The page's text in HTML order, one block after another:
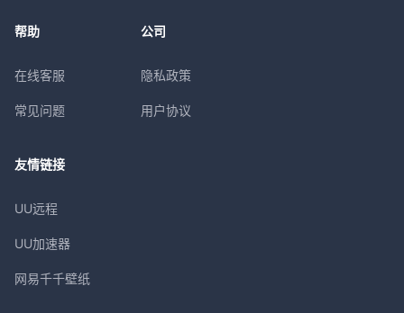
帮助
在线客服
常见问题
公司
隐私政策
用户协议
友情链接
UU远程
UU加速器
网易千千壁纸